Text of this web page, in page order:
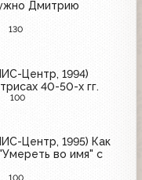
Дмитрию
130
Центр, 1994)
40-50-х гг.
100
Центр, 1995) Как
во имя" с